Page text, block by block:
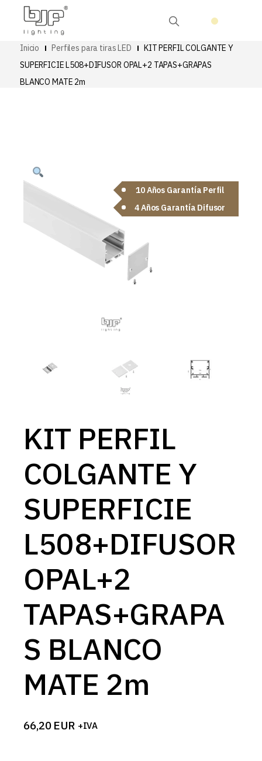
Inicio Perfiles para tiras LED
KIT PERFIL COLGANTE Y
SUPERFICIE L508+DIFUSOR OPAL+2 TAPAS+GRAPAS
BLANCO MATE 2m
10 Años Garantía Perfil
4 Años Garantía Difusor
KIT PERFIL
COLGANTE Y
SUPERFICIE
L508+DIFUSOR
OPAL+2
TAPAS+GRAPA
S BLANCO
MATE 2m
66,20 EUR +IVA